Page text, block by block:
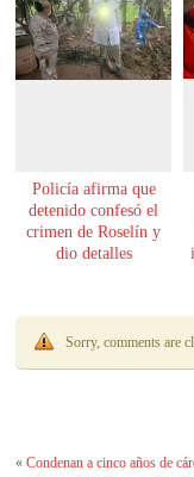
Policía afirma que
detenido confesó el
crimen de Roselín y
dio detalles
Sorry, comments are
«Condenan a cinco años de